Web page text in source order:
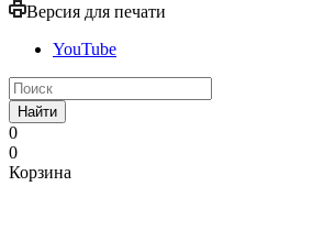
Версия для печати
YouTube
Найти
0
0
Корзина